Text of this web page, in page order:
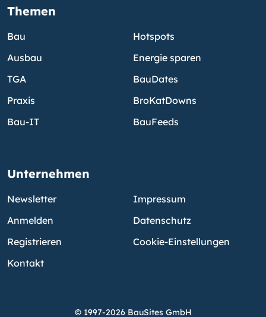
Themen
Bau
Ausbau
TGA
Praxis
Bau-IT
Hotspots
Energie sparen
BauDates
BroKatDowns
BauFeeds
Unternehmen
Newsletter
Anmelden
Registrieren
Kontakt
Impressum
Datenschutz
Cookie-Einstellungen
© 1997-2026 BauSites GmbH